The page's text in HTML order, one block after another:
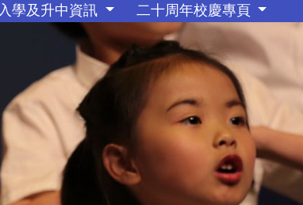
入學及升中資訊 二十周年校慶專頁